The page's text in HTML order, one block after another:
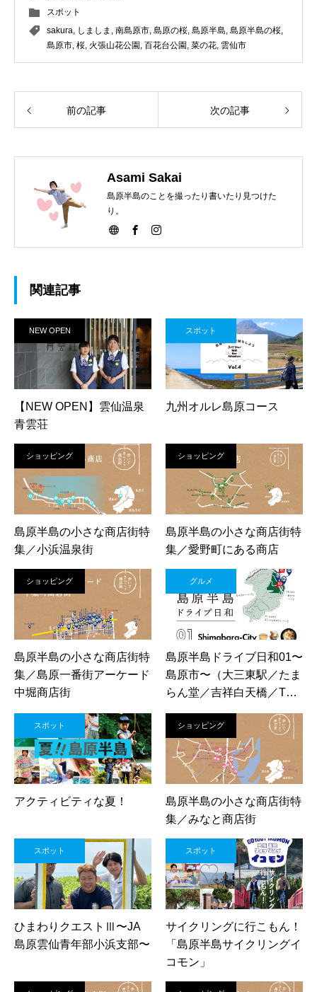
スポット
sakura, しましま , 南島原市, 島原の桜, 島原半島, 島原半島の桜,
島原市, 桜, 火張山花公園 , 百花台公園 , 菜の花, 雲仙市
前の記事 次の記事
Asami Sakai
島原半島のことを撮ったり書いたり見つけた
り。
関連記事
NEW OPEN
【NEW OPEN】雲仙温泉
青雲荘
スポット
九州オルレ島原コース
ショッピング
島原半島の小さな商店街特
集／小浜温泉街
ショッピング
島原半島の小さな商店街特
集／愛野町にある商店
ショッピング
島原半島の小さな商店街特
集／島原一番街アーケード
中堀商店街
グルメ
島原半島ドライブ日和01〜
島原市〜（大三東駅／たま
らん堂／吉祥白天橋／THE
魚）
スポット
アクティビティな夏！
ショッピング
島原半島の小さな商店街特
集／みなと商店街
スポット
ひまわりクエストⅢ〜JA
島原雲仙青年部小浜支部〜
スポット
サイクリングに行こもん！
「島原半島サイクリングイ
コモン」